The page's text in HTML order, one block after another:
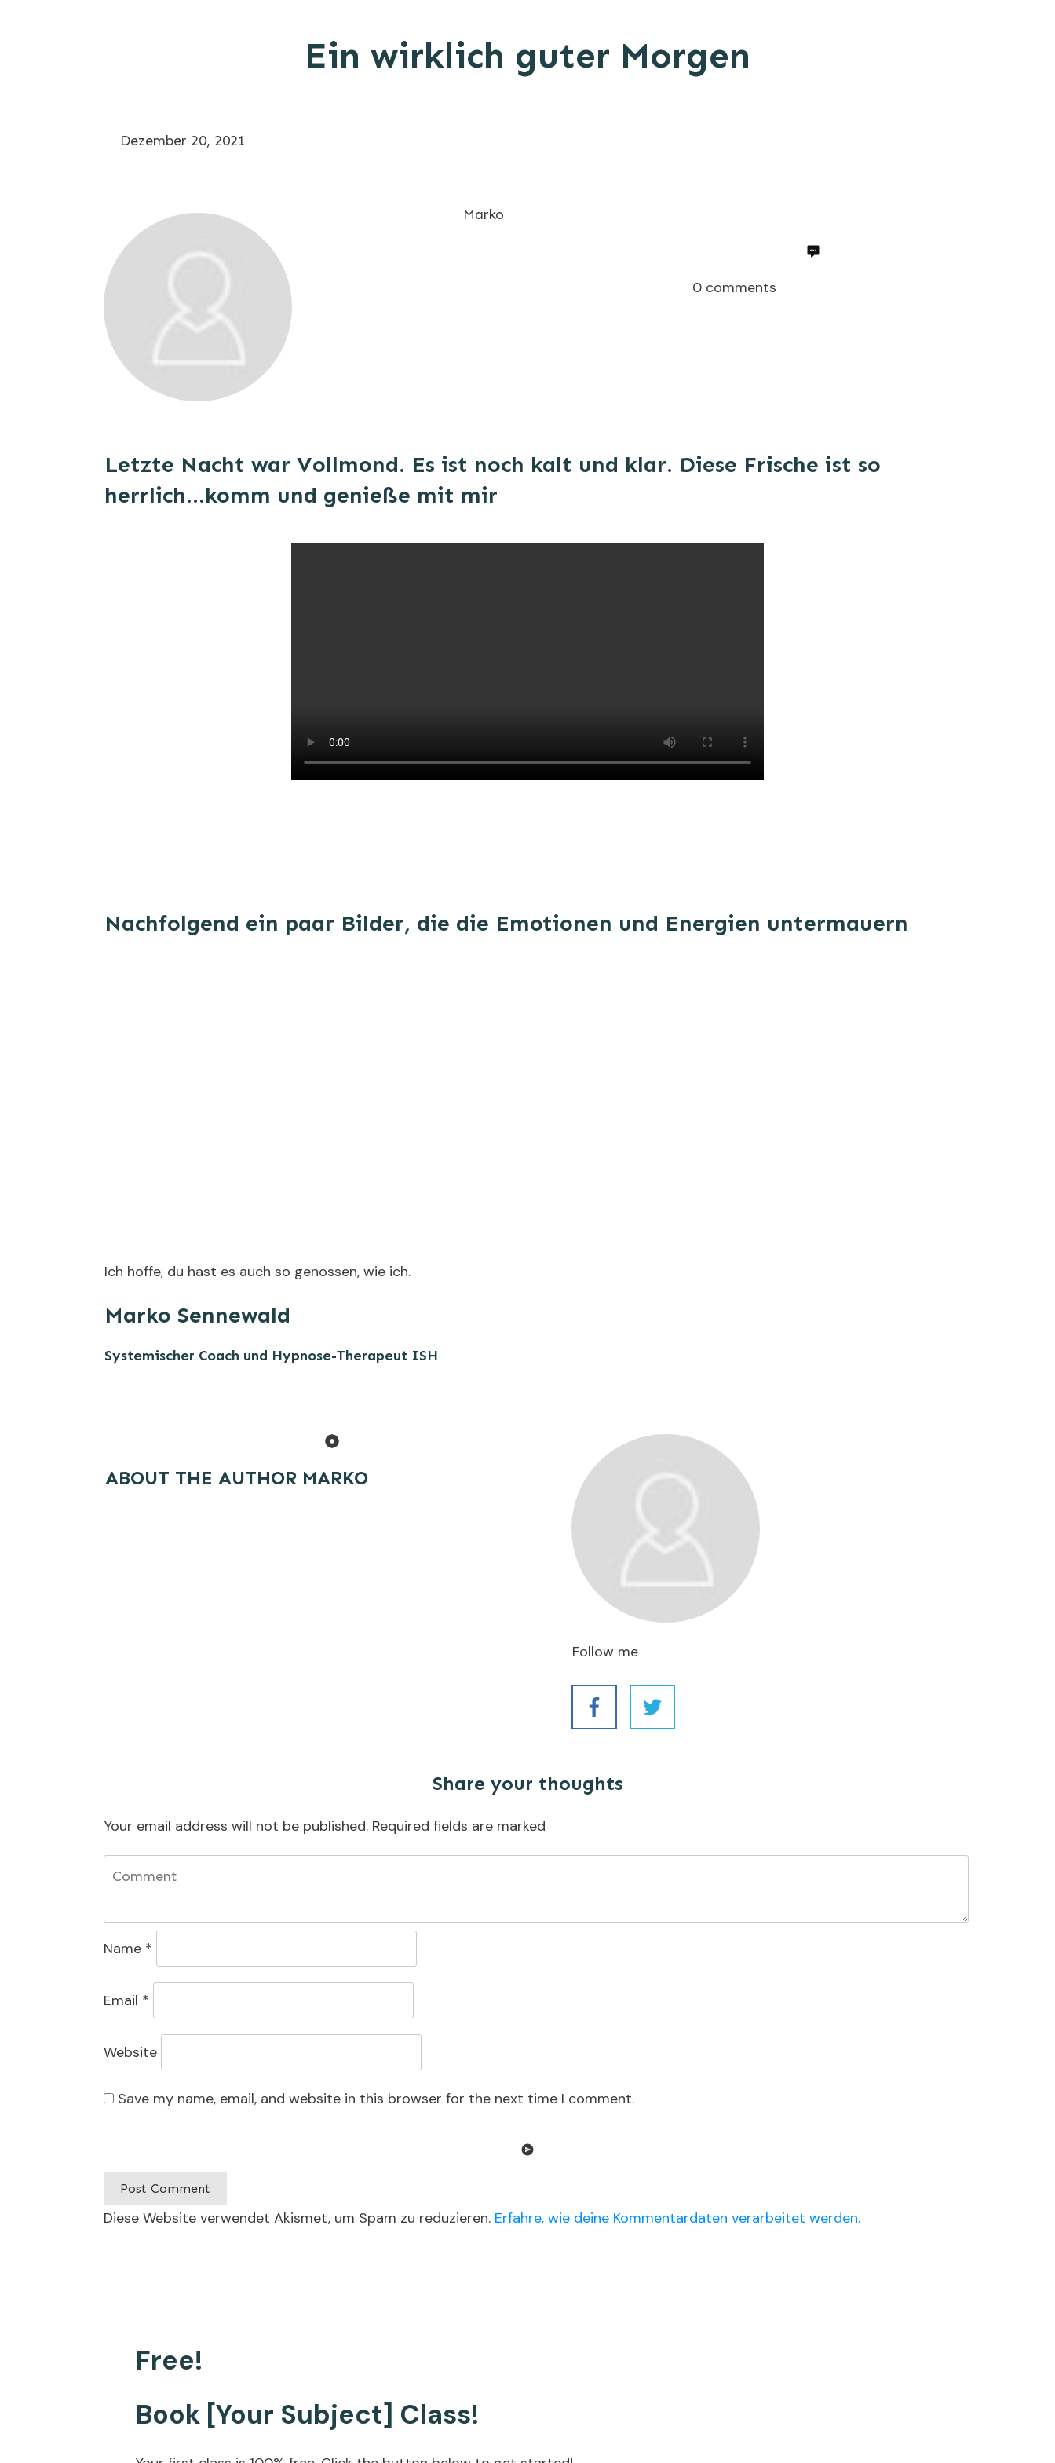
Ein wirklich guter Morgen
Dezember 20, 2021
Marko
0comments
Letzte Nacht war Vollmond. Es ist noch kalt und klar. Diese Frische ist so
herrlich...komm und genieße mit mir
Nachfolgend ein paar Bilder, die die Emotionen und Energien untermauern
Ich hoffe, du hast es auch so genossen, wie ich.
Marko Sennewald
Systemischer Coach und Hypnose-Therapeut ISH
ABOUT THE AUTHOR MARKO
Follow me
Share your thoughts
Your email address will not be published. Required fields are marked
Name *
Email *
Website
Save my name, email, and website in this browser for the next time I comment.
Post Comment
Diese Website verwendet Akismet, um Spam zu reduzieren. Erfahre, wie deine Kommentardaten verarbeitet werden.
Free!
Book [Your Subject] Class!